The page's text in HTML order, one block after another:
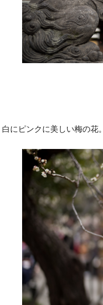
白にピンクに美しい梅の花。